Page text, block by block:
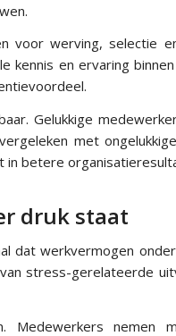
voor werving, selectie
kennis en ervaring
Gelukkige
met
betere
druk staat
dat werkvermogen
stress-gerelateerde
Medewerkers nemen